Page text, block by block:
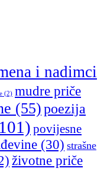
i nadimci
(2) mudre priče
(55)poezija
povijesne
(30) strašne
životne priče